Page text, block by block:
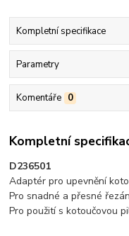
Kompletní specifikace
Parametry
Komentáře 0
Kompletní
D236501
Adaptér pro upevnění
Pro snadné a přesné
Pro použití s kotoučovou